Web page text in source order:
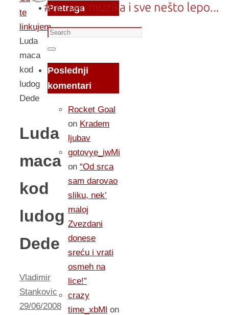
te
linkujem...
Luda
maca
kod
ludog
Dede
Luda
maca
kod
ludog
Dede
Vladimir
Stankovic
29/06/2008
Pretraga
Search
for:
Search
Poslednji
komentari
Rocket Goal
on Kradem
ljubav
gotovye_iwMi
on “Od srca
sam darovao
sliku, nek’
maloj
Zvezdani
donese
sreću i vrati
osmeh na
lice!”
crazy
time_xbMl on